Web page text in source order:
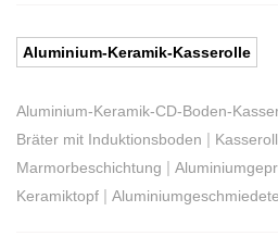
Aluminium-Keramik-Kasserolle
Aluminium-Keramik-CD-Boden-
Bräter mit Induktionsboden |
Marmorbeschichtung |
Keramiktopf |